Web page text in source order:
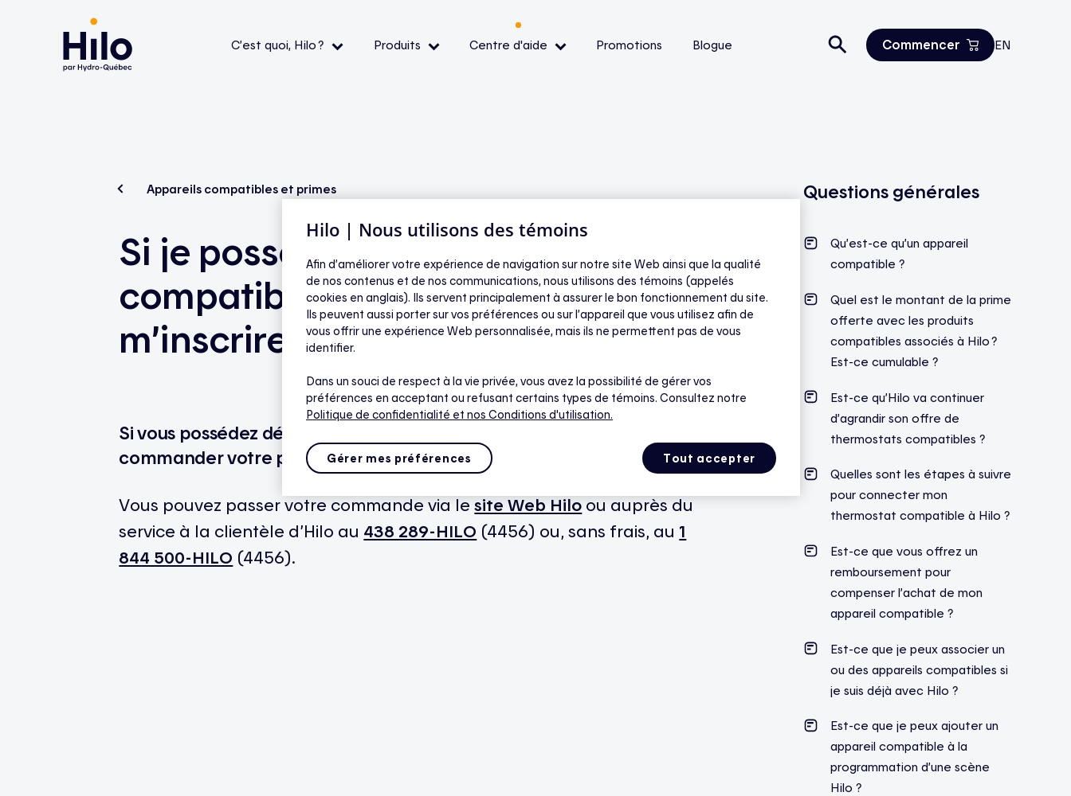
C’est quoi, Hilo ? Produits Centre d'aide
Aide — Économies et tarifs
FAQ
Tout voir
Promotions Blogue Commencer EN
Appareils compatibles et primes
Si je possède déjà un thermostat
compatible, comment puis-je
m’inscrire à Hilo ?
Si vous possédez déjà un thermostat compatible, nous vous invitons à
commander votre passerelle Hilo, offerte sans frais.
Vous pouvez passer votre commande via lesite Web Hilo ou auprès du
service à la clientèle d’Hilo au 438 289-HILO (4456) ou, sans frais, au 1
844 500-HILO (4456).
Questions générales
Qu’est-ce qu’un appareil
compatible ?
Quel est le montant de la prime
offerte avec les produits
compatibles associés à Hilo ?
Est-ce cumulable ?
Est-ce qu’Hilo va continuer
d’agrandir son offre de
thermostats compatibles ?
Quelles sont les étapes à suivre
pour connecter mon
thermostat compatible à Hilo ?
Est-ce que vous offrez un
remboursement pour
compenser l’achat de mon
appareil compatible ?
Est-ce que je peux associer un
ou des appareils compatibles si
je suis déjà avec Hilo ?
Est-ce que je peux ajouter un
appareil compatible à la
programmation d’une scène
Hilo ?
Hilo | Nous utilisons des témoins
Afin d’améliorer votre expérience de navigation sur notre site Web ainsi que la qualité
de nos contenus et de nos communications, nous utilisons des témoins (appelés
cookies en anglais). Ils servent principalement à assurer le bon fonctionnement du site.
Ils peuvent aussi porter sur vos préférences ou sur l’appareil que vous utilisez afin de
vous offrir une expérience Web personnalisée, mais ils ne permettent pas de vous
identifier.
Dans un souci de respect à la vie privée, vous avez la possibilité de gérer vos
préférences en acceptant ou refusant certains types de témoins. Consultez notre
Politique de confidentialité et nos Conditions d'utilisation.
Tout accepter
Gérer mes préférences